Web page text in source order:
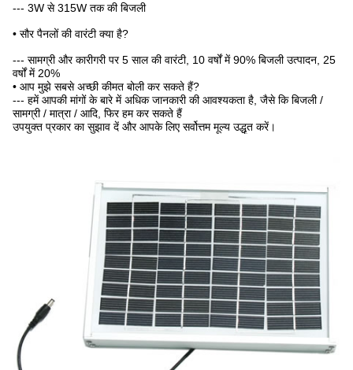
--- 3W से 315W तक की बिजली
• सौर पैनलों की वारंटी क्या है?
--- सामग्री और कारीगरी पर 5 साल की वारंटी, 10 वर्षों में 90% बिजली उत्पादन, 25
वर्षों में 20%
• आप मुझे सबसे अच्छी कीमत बोली कर सकते हैं?
--- हमें आपकी मांगों के बारे में अधिक जानकारी की आवश्यकता है, जैसे कि बिजली /
सामग्री / मात्रा / आदि, फिर हम कर सकते हैं
उपयुक्त प्रकार का सुझाव दें और आपके लिए सर्वोत्तम मूल्य उद्धृत करें।